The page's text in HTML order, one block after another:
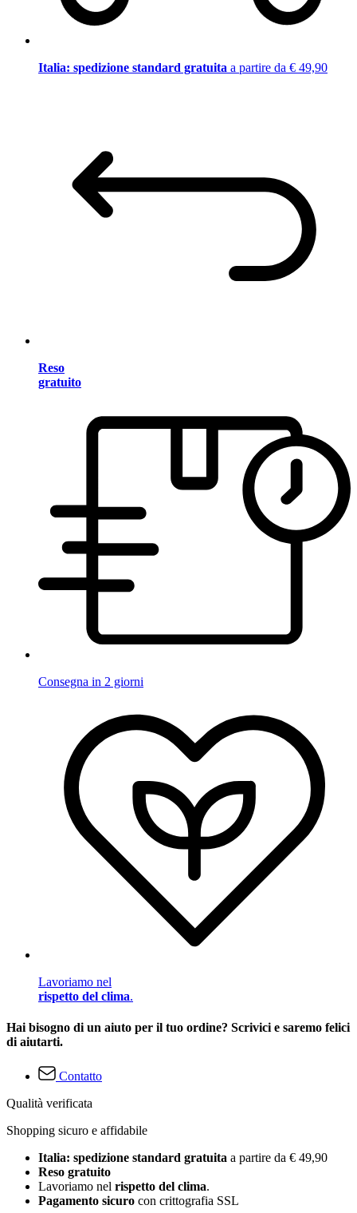
Italia: spedizione standard gratuita a partire da € 49,90
Reso
gratuito
Consegna in 2 giorni
Lavoriamo nel
rispetto del clima.
Hai bisogno di un aiuto per il tuo ordine? Scrivici e saremo felici
di aiutarti.
Contatto
Qualità verificata
Shopping sicuro e affidabile
Italia: spedizione standard gratuita a partire da € 49,90
Reso gratuito
Lavoriamo nel rispetto del clima.
Pagamento sicuro con crittografia SSL